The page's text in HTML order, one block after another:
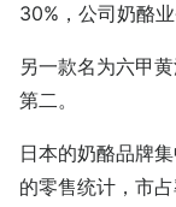
30%，公司奶酪
另一款名为六甲
第二。
日本的奶酪品牌
的零售统计，市